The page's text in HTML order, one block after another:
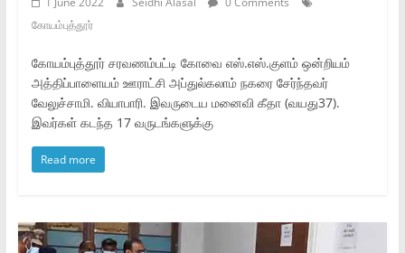
கோயம்புத்தூர்
கோயம்புத்தூர் சரவணம்பட்டி கோவை எஸ்.எஸ்.குளம் ஒன்றியம்
அத்திப்பாளையம் ஊராட்சி அப்துல்கலாம் நகரை சேர்ந்தவர்
வேலுச்சாமி. வியாபாரி. இவருடைய மனைவி கீதா (வயது37).
இவர்கள் கடந்த 17 வருடங்களுக்கு
Read more